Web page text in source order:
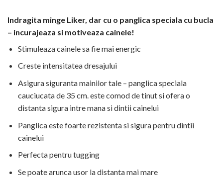
Indragita minge Liker, dar cu o panglica speciala cu bucla
– incurajeaza si motiveaza cainele!
Stimuleaza cainele sa fie mai energic
Creste intensitatea dresajului
Asigura siguranta mainilor tale – panglica speciala
cauciucata de 35 cm. este comod de tinut si ofera o
distanta sigura intre mana si dintii cainelui
Panglica este foarte rezistenta si sigura pentru dintii
cainelui
Perfecta pentru tugging
Se poate arunca usor la distanta mai mare